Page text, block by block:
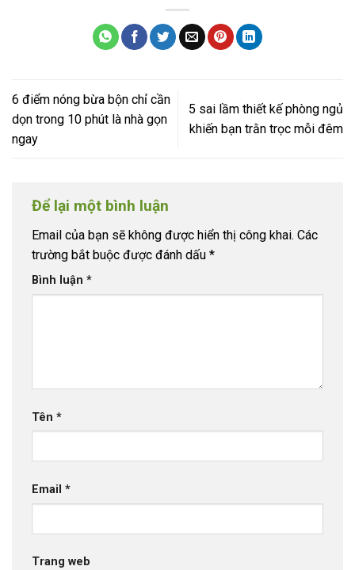
6 điểm nóng bừa bộn chỉ cần
dọn trong 10 phút là nhà gọn
ngay
5 sai lầm thiết kế phòng ngủ
khiến bạn trằn trọc mỗi đêm
Để lại một bình luận
Email của bạn sẽ không được hiển thị công khai. Các
trường bắt buộc được đánh dấu *
Bình luận *
Tên *
Email *
Trang web